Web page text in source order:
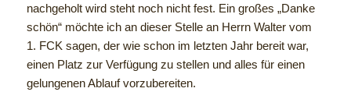
nachgeholt wird steht noch nicht fest. Ein großes „Danke
schön“ möchte ich an dieser Stelle an Herrn Walter vom
1. FCK sagen, der wie schon im letzten Jahr bereit war,
einen Platz zur Verfügung zu stellen und alles für einen
gelungenen Ablauf vorzubereiten.